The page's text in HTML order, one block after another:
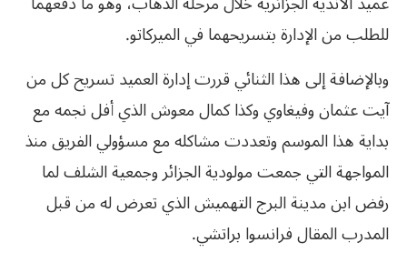
للطلب من الإدارة بتسريحهما في الميركاتو‮.‬
وبالإضافة إلى هذا الثنائي قررت إدارة العميد تسريح كل من
آيت عثمان وفيغاوي وكذا كمال معوش الذي أفل نجمه مع
بداية هذا الموسم وتعددت مشاكله مع مسؤولي الفريق منذ
المواجهة التي جمعت مولودية الجزائر وجمعية الشلف لما
رفض ابن مدينة البرج التهميش الذي تعرض له من قبل‮
‬المدرب‮ ‬المقال‮ ‬فرانسوا‮ ‬براتشي‮.‬